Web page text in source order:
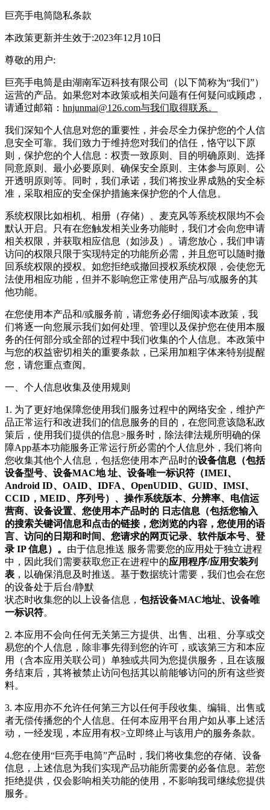
巨亮手电筒隐私条款
本政策更新并生效于:2023年12月10日
尊敬的用户:
巨亮手电筒是由湖南军迈科技有限公司（以下简称为“我们”）
运营的产品。如果您对本政策或相关问题有任何疑问或顾虑，
请通过邮箱： hnjunmai@126.com与我们取得联系。
我们深知个人信息对您的重要性，并会尽全力保护您的个人信
息安全可靠。我们致力于维持您对我们的信任，恪守以下原
则，保护您的个人信息：权责一致原则、目的明确原则、选择
同意原则、最小必要原则、确保安全原则、主体参与原则、公
开透明原则等。同时，我们承诺，我们将按业界成熟的安全标
准，采取相应的安全保护措施来保护您的个人信息。
系统权限比如相机、相册（存储）、麦克风等系统权限均不会
默认开启。只有在您触发相关业务功能时，我们才会向您申请
相关权限，并获取相应信息（如涉及）。请您放心，我们申请
访问的权限只限于实现特定的功能所必需，并且您可以随时撤
回系统权限的授权。如您拒绝或撤回授权系统权限，会使您无
法使用相应功能，但并不影响您正常使用产品与/或服务的其
他功能。
在您使用本产品和/或服务前，请您务必仔细阅读本政策，我
们将逐一向您展示我们如何处理、管理以及保护您在使用本服
务的任何部分或全部的过程中我们收集的个人信息。本政策中
与您的权益密切相关的重要条款，已采用加粗字体来特别提醒
您，请您重点查阅。
一、个人信息收集及使用规则
1. 为了更好地保障您使用我们服务过程中的网络安全，维护产
品正常运行和改进我们的信息服务的目的，在您同意该隐私政
策后，使用我们提供的信息>服务时，除法律法规所明确的保
障App基本功能服务正常运行所必需的个人信息外，我们将向
您收集其他个人信息，包括您使用本产品时的设备信息（包括
设备型号、设备MAC地 址、设备唯一标识符（IMEI、
Android ID、OAID、IDFA、OpenUDID、GUID、IMSI、
CCID，MEID、序列号）、操作系统版本、分辨率、电信运
营商、设备设置、您使用本产品时的 日志信息（包括您输入
的搜索关键词信息和点击的链接，您浏览的内容，您使用的语
言、访问的日期和时间、您请求的网页记录、软件版本号、登
录 IP 信息）。 由于信息推送 服务需要您的应用处于独立进程
中，因此我们需要获取您正在进程中的应用程序/应用安装列
表 ，以确保消息及时推送。基于数据统计需要，我们也会在您
的设备处于后台/静默
状态时收集您的以上设备信息， 包括设备MAC地址、设备唯
一标识符。
2. 本应用不会向任何无关第三方提供、出售、出租、分享或交
易您的个人信息，除非事先得到您的许可，或该第三方和本应
用（含本应用关联公司）单独或共同为您提供服务，且在该服
务结束后，其将被禁止访问包括其以前能够访问的所有这些资
料。
3. 本应用亦不允许任何第三方以任何手段收集、编辑、出售或
者无偿传播您的个人信息。任何本应用平台用户如从事上述活
动，一经发现，本应用有权>立即终止与该用户的服务条款。
4.您在使用“巨亮手电筒”产品时，我们将收集您的存储、设备
信息，上述信息为我们实现产品功能所需要的必备信息。若您
拒绝提供，仅会影响相关功能的使用，不影响我司继续您提供
服务。